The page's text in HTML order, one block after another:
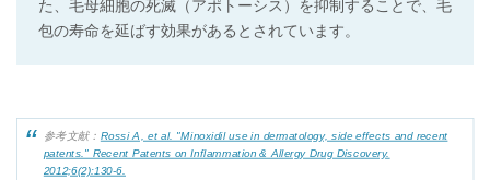
た、毛母細胞の死滅（アポトーシス）を抑制することで、毛
包の寿命を延ばす効果があるとされています。
参考文献： Rossi A, et al. "Minoxidil use in dermatology, side effects and recent
patents." Recent Patents on Inflammation & Allergy Drug Discovery.
2012;6(2):130-6.